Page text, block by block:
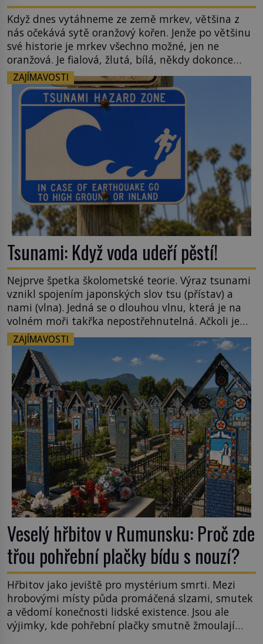
Když dnes vytáhneme ze země mrkev, většina z
nás očekává sytě oranžový kořen. Jenže po většinu
své historie je mrkev všechno možné, jen ne
oranžová. Je fialová, žlutá, bílá, někdy dokonce
téměř černá. Až díky stovkám let pečlivého
šlechtění se z ní stává zelenina, bez které si českou
zahradu ani nedokážeme představit. Její příběh je
ZAJÍMAVOSTI
Tsunami: Když voda udeří pěstí!
Nejprve špetka školometské teorie. Výraz tsunami
vznikl spojením japonských slov tsu (přístav) a
nami (vlna). Jedná se o dlouhou vlnu, která je na
volném moři takřka nepostřehnutelná. Ačkoli je
vlnová délka tsunami i 300 kilometrů, výška vlny
na volném moři je maximálně 1,5 metru. Máme se
podobné obří vlny obávat i v Evropě? Vznik
tsunami si […]
ZAJÍMAVOSTI
Veselý hřbitov v Rumunsku: Proč zde
třou pohřební plačky bídu s nouzí?
Hřbitov jako jeviště pro mystérium smrti. Mezi
hrobovými místy půda promáčená slzami, smutek
a vědomí konečnosti lidské existence. Jsou ale
výjimky, kde pohřební plačky smutně žmoulají